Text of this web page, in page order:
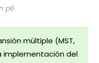
p6
múltiple (MST,
implementación del